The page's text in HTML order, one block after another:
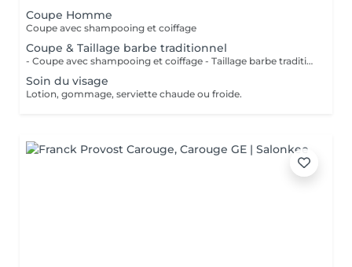
Coupe Homme
Coupe avec shampooing et coiffage
Coupe & Taillage barbe traditionnel
- Coupe avec shampooing et coiffage - Taillage barbe traditionnel (Crème rasage, serviette chaude à l'huile essentielle d'eucalyptus, lotion après-rasage, crème barbe).
Soin du visage
Lotion, gommage, serviette chaude ou froide.